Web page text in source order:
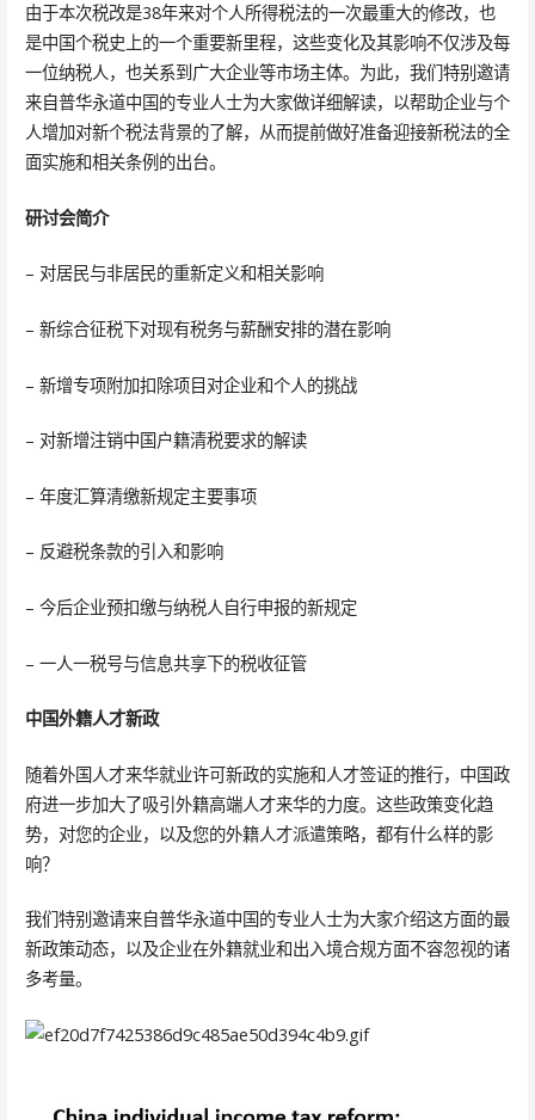
由于本次税改是38年来对个人所得税法的一次最重大的修改，也
是中国个税史上的一个重要新里程，这些变化及其影响不仅涉及每
一位纳税人，也关系到广大企业等市场主体。为此，我们特别邀请
来自普华永道中国的专业人士为大家做详细解读，以帮助企业与个
人增加对新个税法背景的了解，从而提前做好准备迎接新税法的全
面实施和相关条例的出台。
研讨会简介
– 对居民与非居民的重新定义和相关影响
– 新综合征税下对现有税务与薪酬安排的潜在影响
– 新增专项附加扣除项目对企业和个人的挑战
– 对新增注销中国户籍清税要求的解读
– 年度汇算清缴新规定主要事项
– 反避税条款的引入和影响
– 今后企业预扣缴与纳税人自行申报的新规定
– 一人一税号与信息共享下的税收征管
中国外籍人才新政
随着外国人才来华就业许可新政的实施和人才签证的推行，中国政
府进一步加大了吸引外籍高端人才来华的力度。这些政策变化趋
势，对您的企业，以及您的外籍人才派遣策略，都有什么样的影
响？
我们特别邀请来自普华永道中国的专业人士为大家介绍这方面的最
新政策动态，以及企业在外籍就业和出入境合规方面不容忽视的诸
多考量。